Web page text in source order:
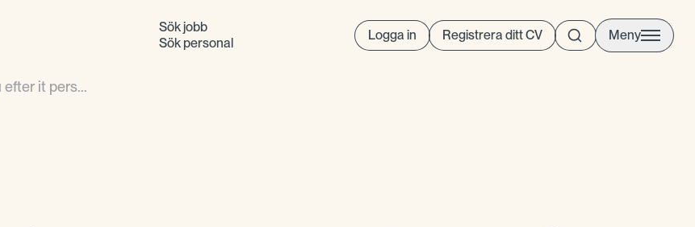
Sök jobb
Sök personal
Logga in Registrera ditt CV Meny
it pers...